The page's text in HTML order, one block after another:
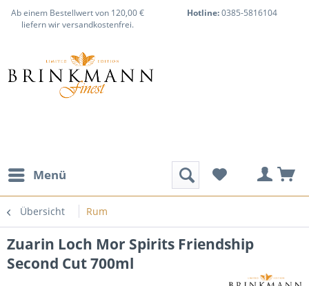
Ab einem Bestellwert von 120,00 €
liefern wir versandkostenfrei.
Hotline:0385-5816104
Menü
Übersicht Rum
Zuarin Loch Mor Spirits Friendship
Second Cut 700ml